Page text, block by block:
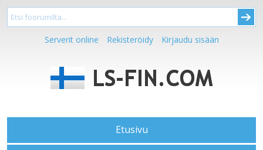
Serverit online Rekisteröidy Kirjaudu sisään
Etusivu